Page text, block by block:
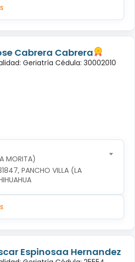
Cabrera Cabrera
Geriatría Cédula: 30002010
MORITA)
Espinosaa Hernandez